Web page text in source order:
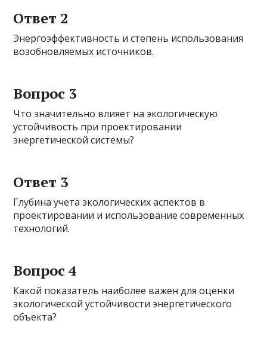
Ответ 2
Энергоэффективность и степень использования
возобновляемых источников.
Вопрос 3
Что значительно влияет на экологическую
устойчивость при проектировании
энергетической системы?
Ответ 3
Глубина учета экологических аспектов в
проектировании и использование современных
технологий.
Вопрос 4
Какой показатель наиболее важен для оценки
экологической устойчивости энергетического
объекта?